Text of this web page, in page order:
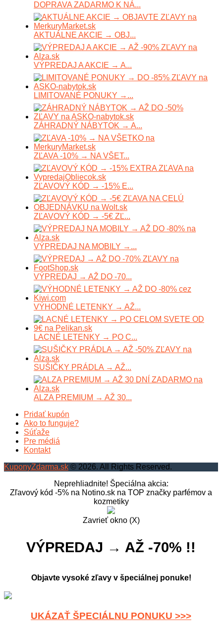
DOPRAVA ZADARMO K NÁ...
AKTUÁLNE AKCIE → OBJ...
VÝPREDAJ A AKCIE → A...
LIMITOVANÉ PONUKY →...
ZÁHRADNÝ NÁBYTOK → A...
ZĽAVA -10% → NA VŠET...
ZĽAVOVÝ KÓD → -15% E...
ZĽAVOVÝ KÓD → -5€ ZĽ...
VÝPREDAJ NA MOBILY →...
VÝPREDAJ → AŽ DO -70...
VÝHODNÉ LETENKY → AŽ...
LACNÉ LETENKY → PO C...
SUŠIČKY PRÁDLA → AŽ...
ALZA PREMIUM → AŽ 30...
Pridať kupón
Ako to funguje?
Súťaže
Pre médiá
Kontakt
KuponyZdarma.sk © 2026. All Rights Reserved.
Neprehliadnite! Špeciálna akcia:
Zľavový kód -5% na Notino.sk na TOP značky parfémov a
kozmetiky
Zavrieť okno (X)
VÝPREDAJ → AŽ -70% !!
Objavte vysoké zľavy v špeciálnej ponuke!
UKÁZAŤ ŠPECIÁLNU PONUKU >>>